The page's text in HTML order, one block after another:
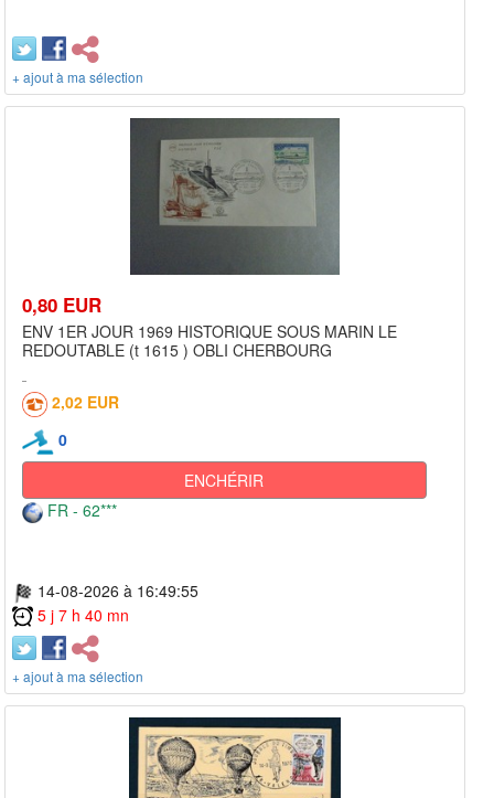
+ ajout à ma sélection
0,80 EUR
ENV 1ER JOUR 1969 HISTORIQUE SOUS MARIN LE
REDOUTABLE (t 1615 ) OBLI CHERBOURG
2,02 EUR
0
ENCHÉRIR
FR - 62***
14-08-2026 à 16:49:55
5 j 7 h 40 mn
+ ajout à ma sélection